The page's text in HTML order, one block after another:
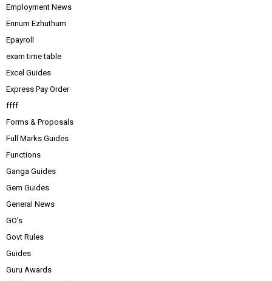
Employment News
Ennum Ezhuthum
Epayroll
exam time table
Excel Guides
Express Pay Order
ffff
Forms & Proposals
Full Marks Guides
Functions
Ganga Guides
Gem Guides
General News
GO's
Govt Rules
Guides
Guru Awards